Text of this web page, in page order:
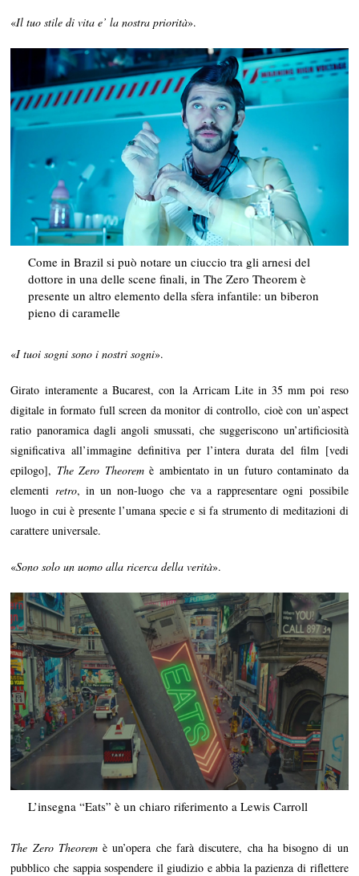
«Il tuo stile di vita e’ la nostra priorità».
Come in Brazil si può notare un ciuccio tra gli arnesi del
dottore in una delle scene finali, in The Zero Theorem è
presente un altro elemento della sfera infantile: un biberon
pieno di caramelle
«I tuoi sogni sono i nostri sogni».
Girato interamente a Bucarest, con la Arricam Lite in 35 mm poi reso
digitale in formato full screen da monitor di controllo, cioè con un’aspect
ratio panoramica dagli angoli smussati, che suggeriscono un’artificiosità
significativa all’immagine definitiva per l’intera durata del film [vedi
epilogo], The Zero Theoremè ambientato in un futuro contaminato da
elementi retro, in un non-luogo che va a rappresentare ogni possibile
luogo in cui è presente l’umana specie e si fa strumento di meditazioni di
carattere universale.
«Sono solo un uomo alla ricerca della verità».
L’insegna “Eats” è un chiaro riferimento a Lewis Carroll
The Zero Theoremè un’opera che farà discutere, cha ha bisogno di un
pubblico che sappia sospendere il giudizio e abbia la pazienza di riflettere